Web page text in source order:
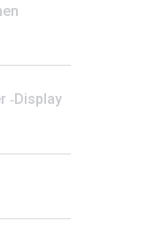
‑Display